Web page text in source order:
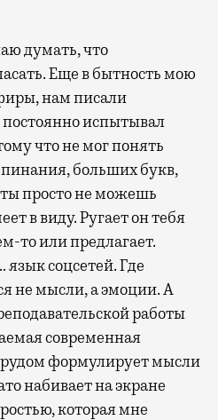
думать, что
Еще в бытность мою
нам писали
испытывал
что не мог понять
больших букв,
просто не можешь
в виду. Ругает он тебя
то или предлагает.
соцсетей. Где
не мысли, а эмоции. А
работы
современная
формулирует мысли
набивает на экране
которая мне